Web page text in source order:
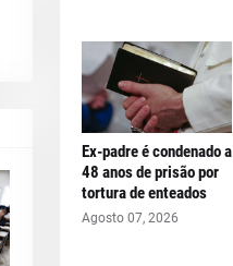
Ex-padre é condenado a
48 anos de prisão por
tortura de enteados
Agosto 07, 2026